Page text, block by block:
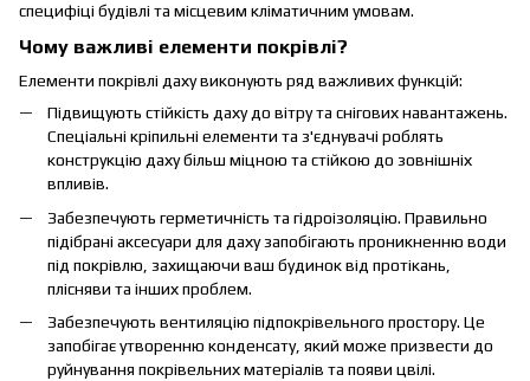
специфіці будівлі та місцевим кліматичним умовам.
Чому важливі елементи покрівлі?
Елементи покрівлі даху виконують ряд важливих функцій:
Підвищують стійкість даху до вітру та снігових навантажень.
Спеціальні кріпильні елементи та з'єднувачі роблять
конструкцію даху більш міцною та стійкою до зовнішніх
впливів.
Забезпечують герметичність та гідроізоляцію. Правильно
підібрані аксесуари для даху запобігають проникненню води
під покрівлю, захищаючи ваш будинок від протікань,
плісняви та інших проблем.
Забезпечують вентиляцію підпокрівельного простору. Це
запобігає утворенню конденсату, який може призвести до
руйнування покрівельних матеріалів та появи цвілі.